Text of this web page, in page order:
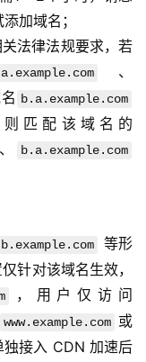
加域名；
法律法规要求，若
、
b.a.example.com
匹配该域名的
、 b.a.example.com
等形
针对该域名生效，
，用户仅访问
www.example.com 或
接入 CDN 加速后